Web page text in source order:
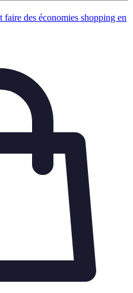
faire des économies shopping en